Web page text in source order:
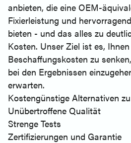
anbieten, die eine OEM-
Fixierleistung und
bieten - und das alles zu
Kosten. Unser Ziel ist es,
Beschaffungskosten zu
bei den Ergebnissen
erwarten.
Kostengünstige Alternativen
Unübertroffene Qualität
Strenge Tests
Zertifizierungen und Garantie